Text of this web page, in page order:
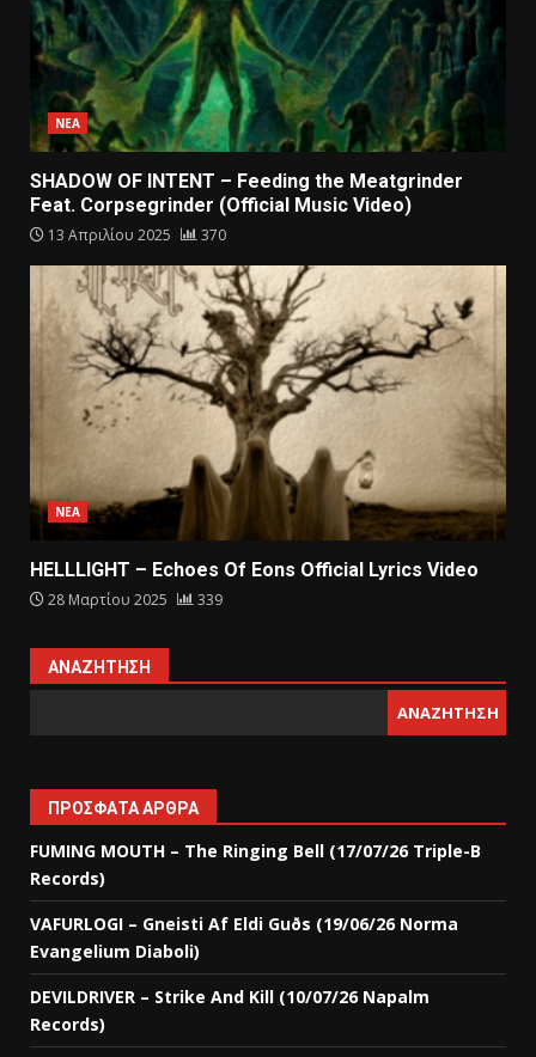
ΝΕΑ
SHADOW OF INTENT – Feeding the Meatgrinder
Feat. Corpsegrinder (Official Music Video)
13 Απριλίου 2025 370
ΝΕΑ
HELLLIGHT – Echoes Of Eons Official Lyrics Video
28 Μαρτίου 2025 339
ΑΝΑΖΉΤΗΣΗ
ΑΝΑΖΉΤΗΣΗ
ΠΡΌΣΦΑΤΑ ΆΡΘΡΑ
FUMING MOUTH – The Ringing Bell (17/07/26 Triple-B
Records)
VAFURLOGI – Gneisti Af Eldi Guðs (19/06/26 Norma
Evangelium Diaboli)
DEVILDRIVER – Strike And Kill (10/07/26 Napalm
Records)